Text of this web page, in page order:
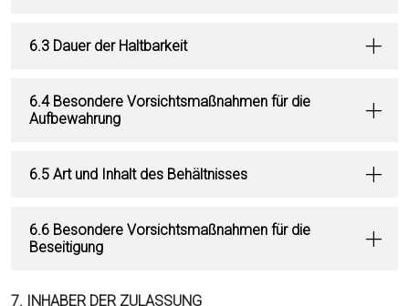
6.3 Dauer der Haltbarkeit
6.4 Besondere Vorsichtsmaßnahmen für die
Aufbewahrung
6.5 Art und Inhalt des Behältnisses
6.6 Besondere Vorsichtsmaßnahmen für die
Beseitigung
7. INHABER DER ZULASSUNG